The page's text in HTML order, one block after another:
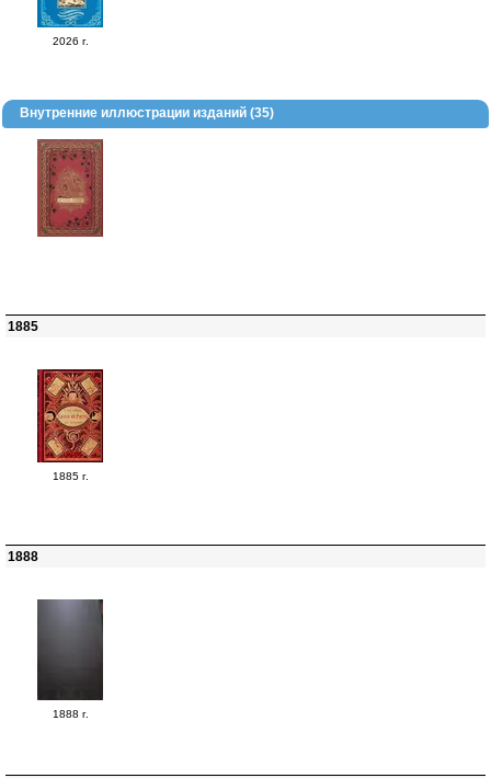
2026 г.
Внутренние иллюстрации изданий (35)
1885
1885 г.
1888
1888 г.